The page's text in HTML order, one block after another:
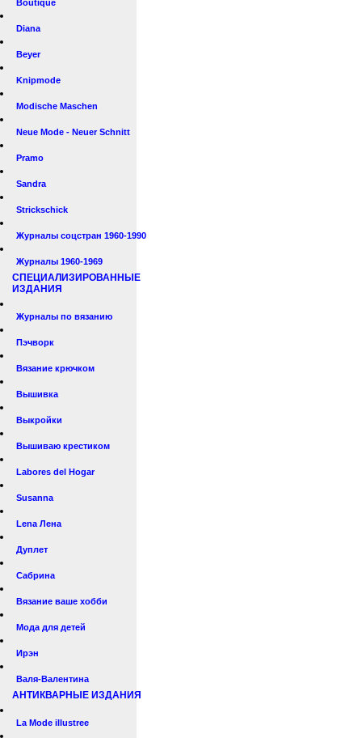
Boutique
Diana
Beyer
Knipmode
Modische Maschen
Neue Mode - Neuer Schnitt
Pramo
Sandra
Strickschick
Журналы соцстран 1960-1990
Журналы 1960-1969
СПЕЦИАЛИЗИРОВАННЫЕ
ИЗДАНИЯ
Журналы по вязанию
Пэчворк
Вязание крючком
Вышивка
Выкройки
Вышиваю крестиком
Labores del Hogar
Susanna
Lena Лена
Дуплет
Сабрина
Вязание ваше хобби
Мода для детей
Ирэн
Валя-Валентина
АНТИКВАРНЫЕ ИЗДАНИЯ
La Mode illustree